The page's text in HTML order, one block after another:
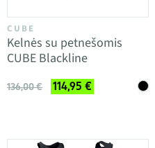
CUBE
Kelnės su petnešomis
CUBE Blackline
136,00 € 114,95 €